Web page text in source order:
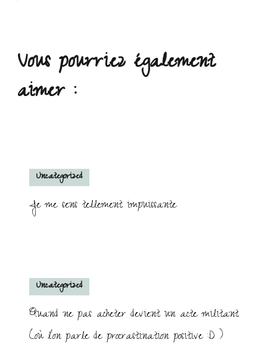
Vous pourriez également
aimer :
Uncategorized
Je me sens tellement impuissante
Uncategorized
Quand ne pas acheter devient un acte militant
(où l’on parle de procrastination positive :D )